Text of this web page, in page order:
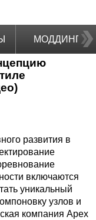
МОДДИНГ
развития в
включаются
уникальный
узлов и
компания Apex